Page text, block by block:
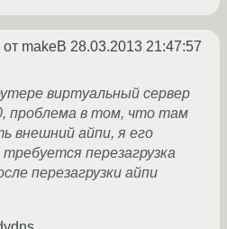
от makeB 28.03.2013 21:47:57
виртуальный сервер
проблема в том, что там
внешний айпи, я его
перезагрузка
перезагрузки айпи